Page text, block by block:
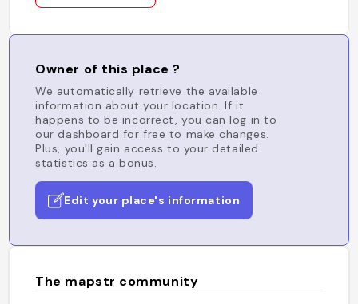
Owner of this place ?
We automatically retrieve the available
information about your location. If it
happens to be incorrect, you can log in to
our dashboard for free to make changes.
Plus, you'll gain access to your detailed
statistics as a bonus.
Edit your place's information
The mapstr community